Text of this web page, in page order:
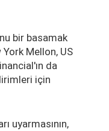
bir basamak
Mellon, US
da
için
uyarmasının,